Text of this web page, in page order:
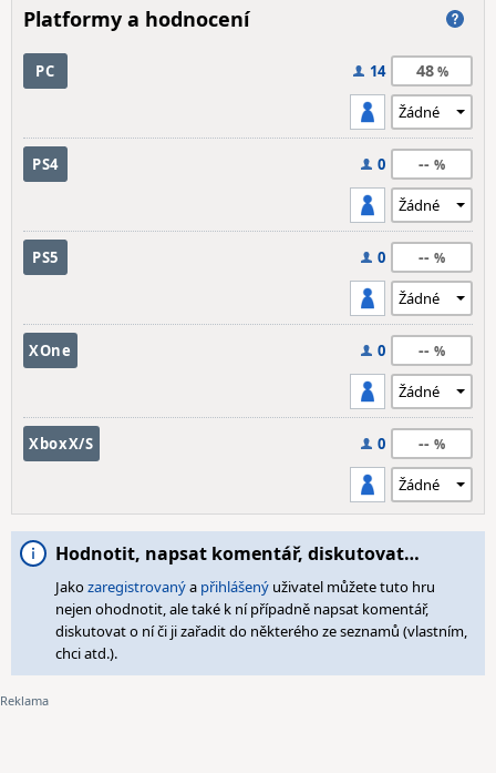
Platformy a hodnocení
PC 14 48
PS4 0 --
PS5 0 --
XOne 0 --
XboxX/S 0 --
Hodnotit, napsat komentář, diskutovat…
Jakozaregistrovanýa přihlášený uživatel můžete tuto hru
nejen ohodnotit, ale také k ní případně napsat komentář,
diskutovat o ní či ji zařadit do některého ze seznamů (vlastním,
chci atd.).